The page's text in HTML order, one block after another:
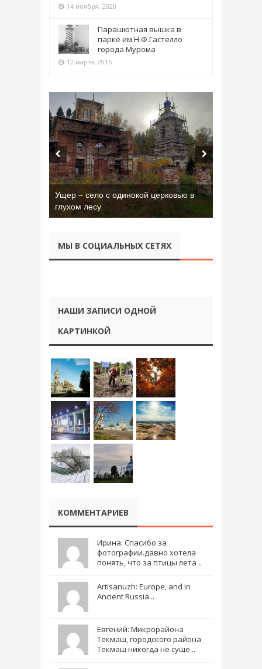
14 ноября, 2020
Парашютная вышка в
парке им Н.Ф.Гастелло
города Мурома
12 марта, 2016
Ущер – село с одинокой церковью в
глухом лесу
МЫ В СОЦИАЛЬНЫХ СЕТЯХ
НАШИ ЗАПИСИ ОДНОЙ
КАРТИНКОЙ
КОММЕНТАРИЕВ
Ирина: Спасибо за
фотографии.давно хотела
понять, что за птицы лета ..
Artisanuzh: Europe, and in
Ancient Russia ..
Евгений: Микрорайона
Текмаш, городского района
Текмаш никогда не суще ..